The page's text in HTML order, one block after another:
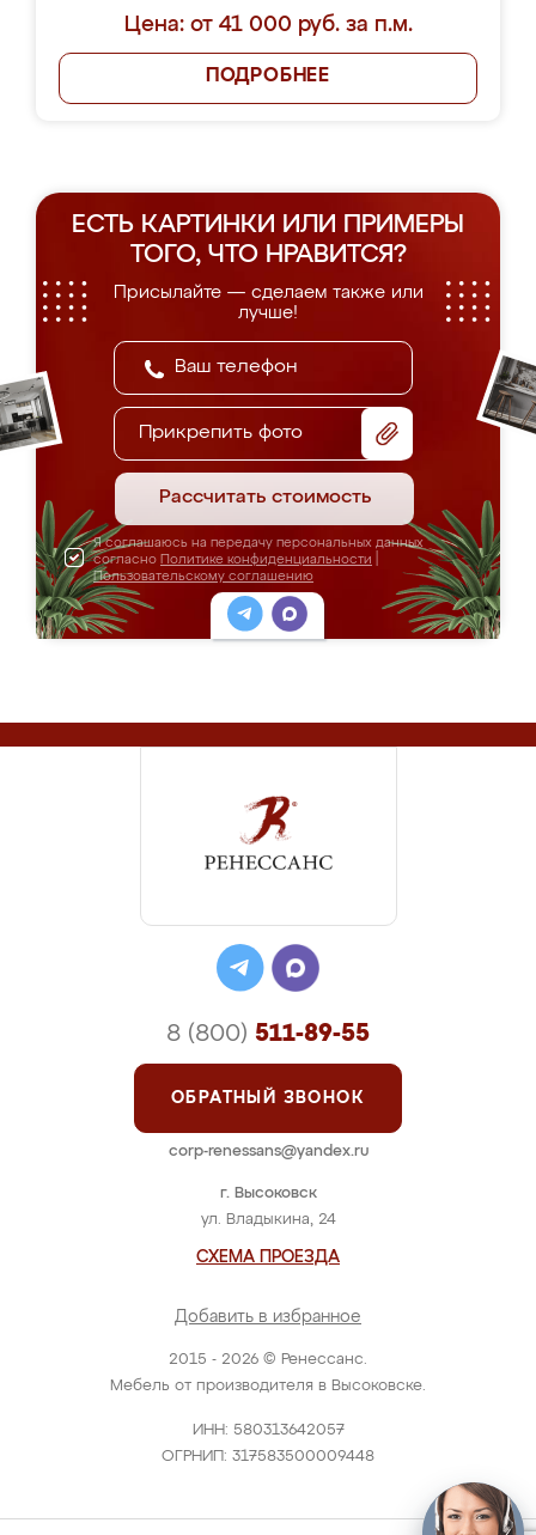
Цена: от 41 000 руб. за п.м.
ПОДРОБНЕЕ
ЕСТЬ КАРТИНКИ ИЛИ ПРИМЕРЫ
ТОГО, ЧТО НРАВИТСЯ?
Присылайте — сделаем также или
лучше!
Прикрепить фото
Рассчитать стоимость
Я соглашаюсь на передачу персональных данных
согласно Политике конфиденциальности
Пользовательскому соглашению
2015 - 2026 © Ренессанс.
Мебель от производителя в Высоковске.
ИНН: 580313642057
ОГРНИП: 317583500009448
г. Высоковск
ул. Владыкина, 24
СХЕМА ПРОЕЗДА
Добавить в избранное
8 (800) 511-89-55
ОБРАТНЫЙ ЗВОНОК
corp-renessans@yandex.ru